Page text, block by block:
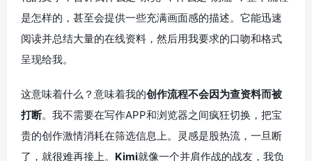
是怎样的，甚至会提供一些充满画面感的描述。它能迅速
阅读并总结大量的在线资料，然后用我要求的口吻和格式
呈现给我。
这意味着什么？意味着我的创作流程不会因为查资料而被
打断。我不需要在写作APP和浏览器之间疯狂切换，把宝
贵的创作激情消耗在筛选信息上。灵感是股热流，一旦断
了，就很难再接上。 Kimi就像一个并肩作战的战友，我负